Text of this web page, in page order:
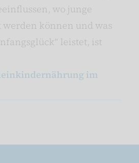
wo junge
können und was
leistet, ist
im